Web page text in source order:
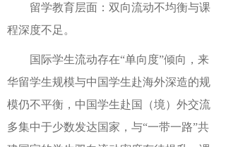
留学教育层面：双向流动不均衡与课
程深度不足。
国际学生流动存在“单向度”倾向，来
华留学生规模与中国学生赴海外深造的规
模仍不平衡，中国学生赴国（境）外交流
多集中于少数发达国家，与“一带一路”共